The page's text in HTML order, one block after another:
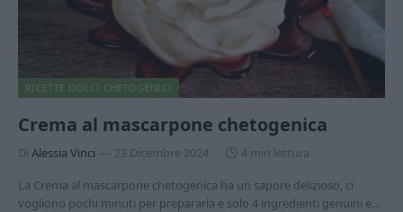
RICETTE DOLCI CHETOGENICI
Crema al mascarpone chetogenica
Di Alessia Vinci 23 Dicembre 2024
4 min lettura
La Crema al mascarpone chetogenica ha un sapore delizioso, ci
vogliono pochi minuti per prepararla e solo 4 ingredienti genuini e…